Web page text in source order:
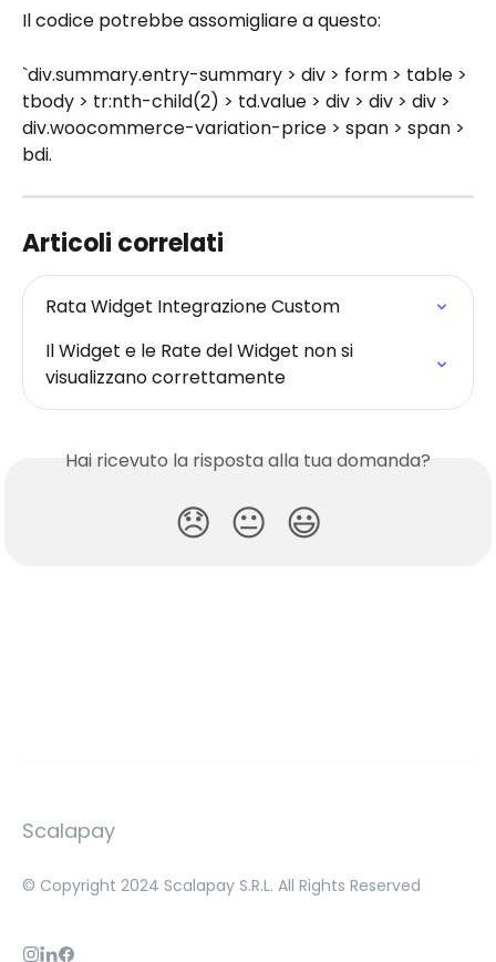
Il codice potrebbe assomigliare a questo:
`div.summary.entry-summary > div > form > table >
tbody > tr:nth-child(2) > td.value > div > div > div >
div.woocommerce-variation-price > span > span >
bdi.
Articoli correlati
Rata Widget Integrazione Custom
Il Widget e le Rate del Widget non si
visualizzano correttamente
Hai ricevuto la risposta alla tua domanda?
😞 😐 😃
Scalapay
© Copyright 2024 Scalapay S.R.L. All Rights Reserved